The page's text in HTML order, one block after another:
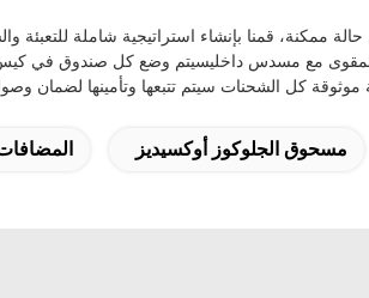
ممكنة، قمنا بإنشاء استراتيجية شاملة للتعبئة
المقوى مع مسدس داخليسيتم وضع كل صندوق في
كل الشحنات سيتم تتبعها وتأمينها لضمان وصول
مسحوق الجلوكوز أوكسيديز